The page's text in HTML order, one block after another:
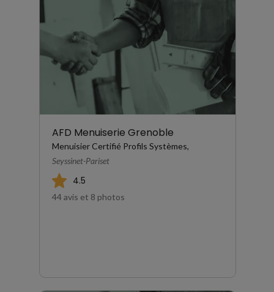
AFD Menuiserie Grenoble
Menuisier Certifié Profils Systèmes,
Seyssinet-Pariset
4.5
44 avis et 8 photos